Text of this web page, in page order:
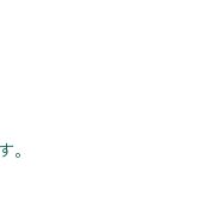
。